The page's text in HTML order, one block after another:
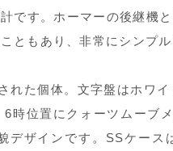
です。ホーマーの後継機
ともあり、非常にシンプ
た個体。文字盤はホワ
時位置にクォーツムーブ
デザインです。SSケー